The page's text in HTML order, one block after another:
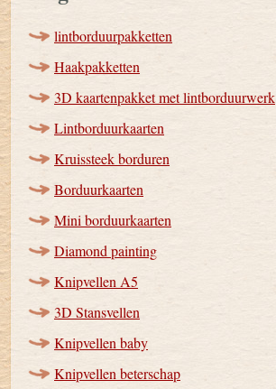
lintborduurpakketten
Haakpakketten
3D kaartenpakket met lintborduurwerk
Lintborduurkaarten
Kruissteek borduren
Borduurkaarten
Mini borduurkaarten
Diamond painting
Knipvellen A5
3D Stansvellen
Knipvellen baby
Knipvellen beterschap